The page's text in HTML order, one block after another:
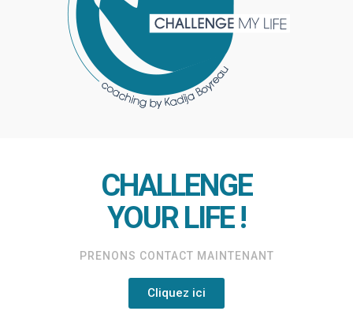
CHALLENGE
YOUR LIFE !
PRENONS CONTACT MAINTENANT
Cliquez ici